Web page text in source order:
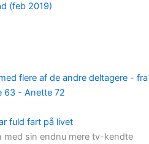
(feb 2019)
fuld fart på livet
med sin endnu mere tv-kendte